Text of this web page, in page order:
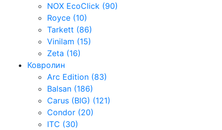
NOX EcoClick (90)
Royce (10)
Tarkett (86)
Vinilam (15)
Zeta (16)
Ковролин
Arc Edition (83)
Balsan (186)
Carus (BIG) (121)
Condor (20)
ITC (30)